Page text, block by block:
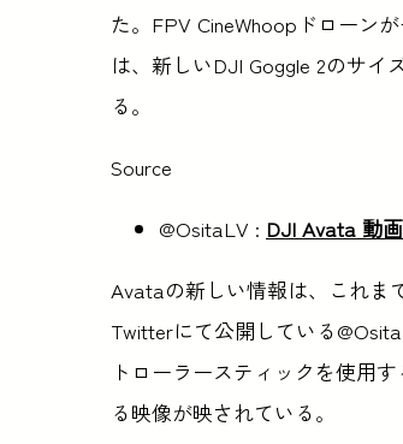
た。FPV CineWhoopドローン
は、新しいDJI Goggle 2のサ
る。
Source
@OsitaLV : DJI Avata 動画
Avataの新しい情報は、これま
Twitterにて公開している
トローラースティックを使用
る映像が映されている。